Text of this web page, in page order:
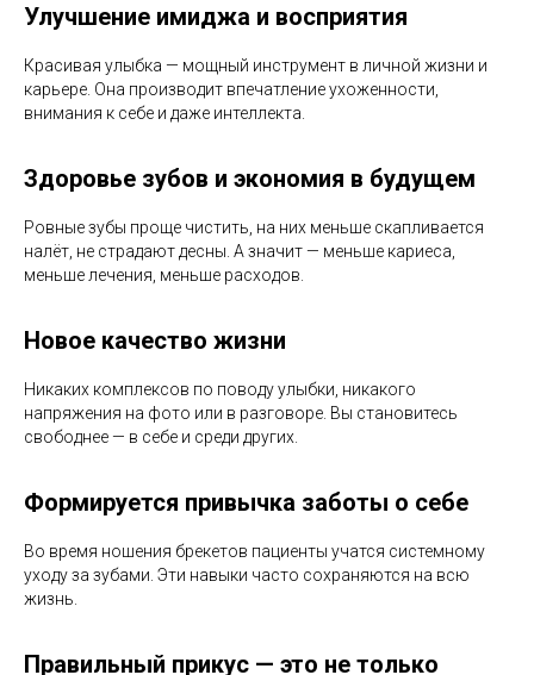
Улучшение имиджа и восприятия
Красивая улыбка — мощный инструмент в личной жизни и
карьере. Она производит впечатление ухоженности,
внимания к себе и даже интеллекта.
Здоровье зубов и экономия в будущем
Ровные зубы проще чистить, на них меньше скапливается
налёт, не страдают десны. А значит — меньше кариеса,
меньше лечения, меньше расходов.
Новое качество жизни
Никаких комплексов по поводу улыбки, никакого
напряжения на фото или в разговоре. Вы становитесь
свободнее — в себе и среди других.
Формируется привычка заботы о себе
Во время ношения брекетов пациенты учатся системному
уходу за зубами. Эти навыки часто сохраняются на всю
жизнь.
Правильный прикус — это не только